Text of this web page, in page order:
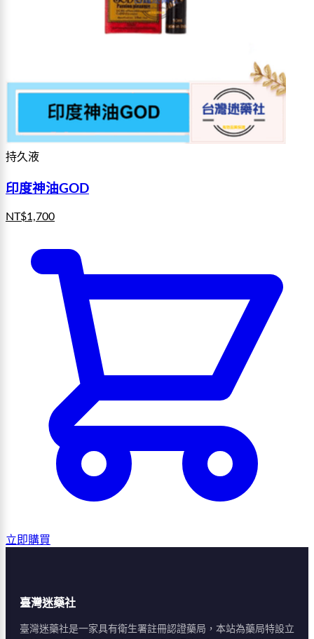
持久液
印度神油GOD
NT$1,700
立即購買
臺灣迷藥社
臺灣迷藥社是一家具有衛生署註冊認證藥局，本站為藥局特設立